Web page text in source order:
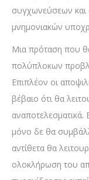
συγχωνεύσεων και
μνημονιακών
Μια πρόταση που
πολύπλοκων
Επιπλέον οι
βέβαιο ότι θα
μόνο δε θα
αντίθετα θα
ολοκλήρωση του